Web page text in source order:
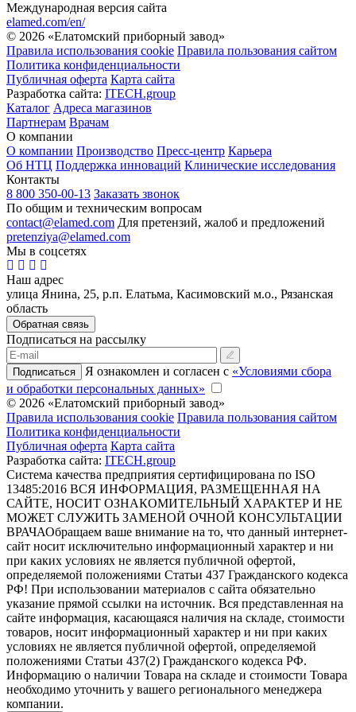
Международная версия сайта
elamed.com/en/
© 2026 «Елатомский приборный завод»
Правила использования cookie Правила пользования сайтом
Политика конфиденциальности
Публичная оферта Карта сайта
Разработка сайта: ITECH.group
Каталог Адреса магазинов
Партнерам Врачам
О компании
О компании Производство Пресс-центр Карьера
Об НТЦ Поддержка инноваций Клинические исследования
Контакты
8 800 350-00-13 Заказать звонок
По общим и техническим вопросам
contact@elamed.com Для претензий, жалоб и предложений
pretenziya@elamed.com
Мы в соцсетях
Наш адрес
улица Янина, 25, р.п. Елатьма, Касимовский м.о., Рязанская
область
Обратная связь
Подписаться на рассылку
Подписаться Я ознакомлен и согласен с «Условиями сбора
и обработки персональных данных»
© 2026 «Елатомский приборный завод»
Правила использования cookie Правила пользования сайтом
Политика конфиденциальности
Публичная оферта Карта сайта
Разработка сайта: ITECH.group
Система качества предприятия сертифицирована по ISO
13485:2016 ВСЯ ИНФОРМАЦИЯ, РАЗМЕЩЕННАЯ НА
САЙТЕ, НОСИТ ОЗНАКОМИТЕЛЬНЫЙ ХАРАКТЕР И НЕ
МОЖЕТ СЛУЖИТЬ ЗАМЕНОЙ ОЧНОЙ КОНСУЛЬТАЦИИ
ВРАЧАОбращаем ваше внимание на то, что данный интернет-
сайт носит исключительно информационный характер и ни
при каких условиях не является публичной офертой,
определяемой положениями Статьи 437 Гражданского кодекса
РФ! При использовании материалов с сайта обязательно
указание прямой ссылки на источник. Вся представленная на
сайте информация, касающаяся наличия на складе, стоимости
товаров, носит информационный характер и ни при каких
условиях не является публичной офертой, определяемой
положениями Статьи 437(2) Гражданского кодекса РФ.
Информацию о наличии Товара на складе и стоимости Товара
необходимо уточнить у вашего регионального менеджера
компании.